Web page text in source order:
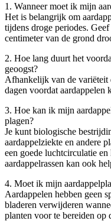
1. Wanneer moet ik mijn
Het is belangrijk om
tijdens droge periodes.
centimeter van de grond
2. Hoe lang duurt het
geoogst?
Afhankelijk van de variëteit
dagen voordat aardappelen
3. Hoe kan ik mijn
plagen?
Je kunt biologische
aardappelziekte en andere
een goede luchtcirculatie
aardappelrassen kan ook
4. Moet ik mijn
Aardappelen hebben geen
bladeren verwijderen
planten voor te bereiden op